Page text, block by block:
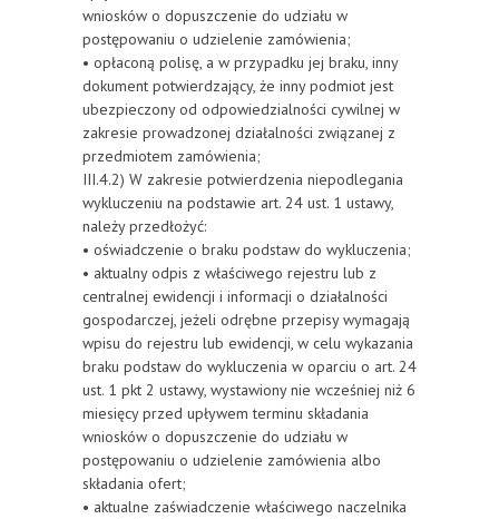
wniosków o dopuszczenie do udziału w
postępowaniu o udzielenie zamówienia;
• opłaconą polisę, a w przypadku jej braku, inny
dokument potwierdzający, że inny podmiot jest
ubezpieczony od odpowiedzialności cywilnej w
zakresie prowadzonej działalności związanej z
przedmiotem zamówienia;
III.4.2) W zakresie potwierdzenia niepodlegania
wykluczeniu na podstawie art. 24 ust. 1 ustawy,
należy przedłożyć:
• oświadczenie o braku podstaw do wykluczenia;
• aktualny odpis z właściwego rejestru lub z
centralnej ewidencji i informacji o działalności
gospodarczej, jeżeli odrębne przepisy wymagają
wpisu do rejestru lub ewidencji, w celu wykazania
braku podstaw do wykluczenia w oparciu o art. 24
ust. 1 pkt 2 ustawy, wystawiony nie wcześniej niż 6
miesięcy przed upływem terminu składania
wniosków o dopuszczenie do udziału w
postępowaniu o udzielenie zamówienia albo
składania ofert;
• aktualne zaświadczenie właściwego naczelnika